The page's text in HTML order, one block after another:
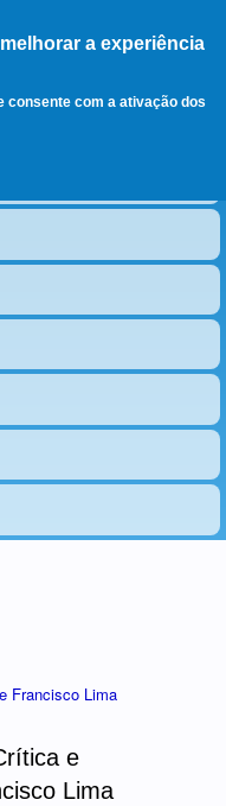
a experiência
consente com a ativação dos
, ir para a
página principal
Francisco Lima
e
Lima